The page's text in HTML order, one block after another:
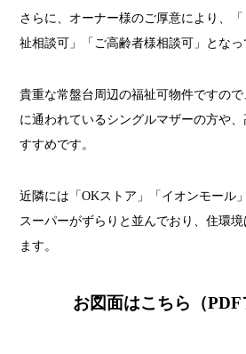
さらに、オーナー様のご厚意により、
祉相談可」「ご高齢者様相談可」となっ
貴重な常盤台周辺の福祉可物件ですの
に通われているシングルマザーの方や
すすめです。
近隣には「OKストア」「イオンモール
スーパーがずらりと並んでおり、住環
ます。
お図面はこちら（PDF